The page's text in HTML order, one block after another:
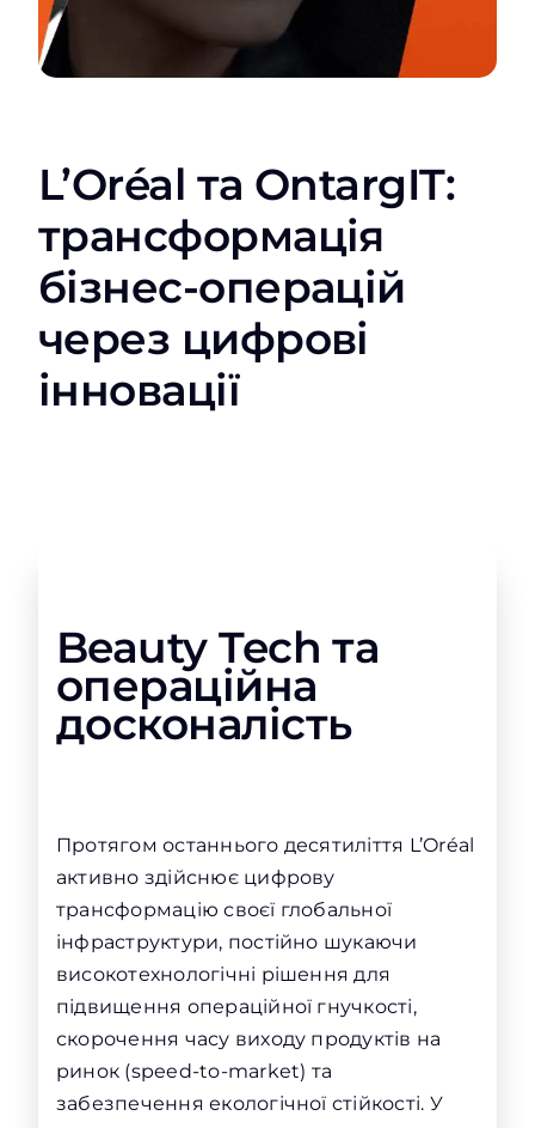
L’Oréal та OntargIT:
трансформація
бізнес-операцій
через цифрові
інновації
Beauty Tech та
операційна
досконалість
Протягом останнього десятиліття L’Oréal
активно здійснює цифрову
трансформацію своєї глобальної
інфраструктури, постійно шукаючи
високотехнологічні рішення для
підвищення операційної гнучкості,
скорочення часу виходу продуктів на
ринок (speed-to-market) та
забезпечення екологічної стійкості. У